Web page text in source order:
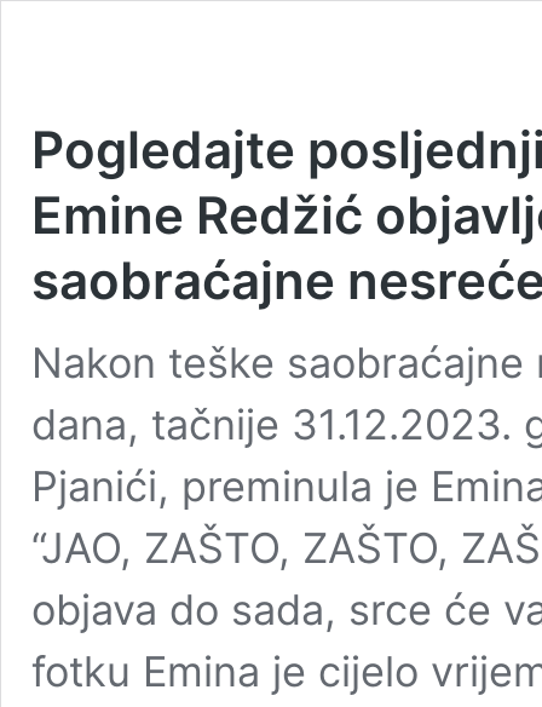
Pogledajte
Emine Redžić
saobraćajne
Nakon teške
dana, tačnije 31.12.2023.
Pjanići, preminula je
“JAO, ZAŠTO, ZAŠTO,
objava do sada, srce će
fotku Emina je cijelo